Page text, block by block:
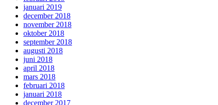
januari 2019
december 2018
november 2018
oktober 2018
september 2018
augusti 2018
juni 2018
april 2018
mars 2018
februari 2018
januari 2018
december 2017